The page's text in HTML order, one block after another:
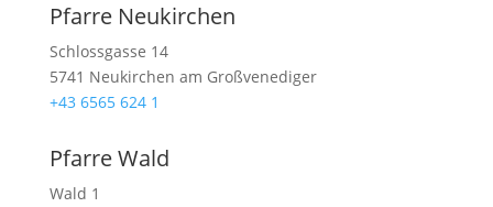
Pfarre Neukirchen
Schlossgasse 14
5741 Neukirchen am Großvenediger
+43 6565 624 1
Pfarre Wald
Wald 1